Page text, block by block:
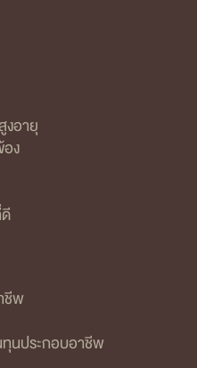
อายุ
ง
ชีพ
ทุนประกอบอาชีพ